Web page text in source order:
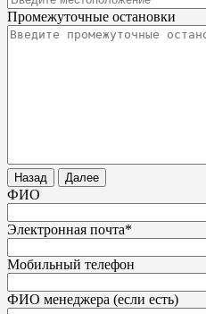
Промежуточные остановки
Назад Далее
ФИО
Электронная почта*
Мобильный телефон
ФИО менеджера (если есть)